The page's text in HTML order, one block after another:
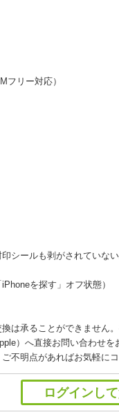
フリー対応）
シールも剥がされていない
を探す」オフ状態）
は承ることができません
）へ直接お問い合わせを
不明点があればお気軽にコ
ログインし